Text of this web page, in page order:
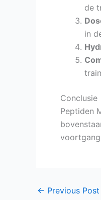
de
in
Conclusie
Peptiden
← Previous Post